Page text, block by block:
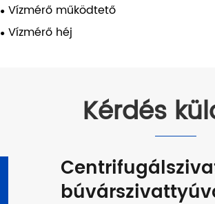
Vízmérő működtető
Vízmérő héj
Kérdés